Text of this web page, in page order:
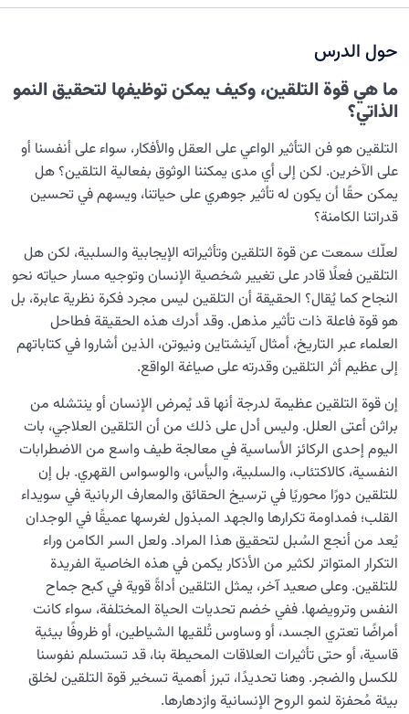
ما المقصود بطهارة الروح ونقائها؟ وكيف يصل القلب إلى هذه
المرتبة؟
فجوة بين المعرفة العلمية والملكة القلبية | استكشاف أسباب
عدم تحول معارف علمية إلى ملكات قلبية
ضرورة تحويل العلم إلى معرفة؛ لماذا يصبح العلم خطيرًا أحيانًا؟
ملكات نفسانية؛ ماهيتها وكيفية اكتسابها
لماذا نقع في فخ عبادة عمياء؟ وكيف نتحرر منها؟
آثار مذهلة للتلقين؛ تأثير التلقين على الروح
ما هو سرُّ الارتقاء الروحي واكتساب الملکات الإنسانية؟
تسخير قوة التلقين في مسار التنمية الذاتية والنمو الإنساني
ما هو سبب النفور من الدين؟ ولماذا يعاني المنقطعون عنه
فراغًا روحيًا؟
كيف تتشكل العلاقة بين الجسد والروح؟ وما القاعدة التي
تحكمها؟
نضوج الطفل الغالي للروح 0/8
القضاء والقدر والاختيار 0/13
الابتلاء والامتحان في مسيرة الحياة 0/26
الشيطان… العدوّ المبين 0/14
الأمراض الخفية للروح
حول الدرس
ما هي قوة التلقين، وكيف يمكن توظيفها لتحقيق النمو
الذاتي؟
التلقين هو فن التأثير الواعي على العقل والأفكار، سواء على أنفسنا أو
على الآخرين. لكن إلى أي مدى يمكننا الوثوق بفعالية التلقين؟ هل
يمكن حقًا أن يكون له تأثير جوهري على حياتنا، ويسهم في تحسين
قدراتنا الكامنة؟
لعلّك سمعت عن قوة التلقين وتأثيراته الإيجابية والسلبية، لكن هل
التلقين فعلًا قادر على تغيير شخصية الإنسان وتوجيه مسار حياته نحو
النجاح كما يُقال؟ الحقيقة أن التلقين ليس مجرد فكرة نظرية عابرة، بل
هو قوة فاعلة ذات تأثير مذهل. وقد أدرك هذه الحقيقة فطاحل
العلماء عبر التاريخ، أمثال آينشتاين ونيوتن، الذين أشاروا في كتاباتهم
إلى عظيم أثر التلقين وقدرته على صياغة الواقع.
إن قوة التلقين عظيمة لدرجة أنها قد يُمرض الإنسان أو ينتشله من
براثن أعتى العلل. وليس أدل على ذلك من أن التلقين العلاجي، بات
اليوم إحدى الركائز الأساسية في معالجة طيف واسع من الاضطرابات
النفسية، كالاكتئاب، والسلبية، واليأس، والوسواس القهري. بل إن
للتلقين دورًا محوريًا في ترسيخ الحقائق والمعارف الربانية في سويداء
القلب؛ فمداومة تكرارها والجهد المبذول لغرسها عميقًا في الوجدان
يُعد من أنجع السُبل لتحقيق هذا المراد. ولعل السر الكامن وراء
التكرار المتواتر لكثير من الأذكار يكمن في هذه الخاصية الفريدة
للتلقين. وعلى صعيد آخر، يمثل التلقين أداةً قوية في كبح جماح
النفس وترويضها. ففي خضم تحديات الحياة المختلفة، سواء كانت
أمراضًا تعتري الجسد، أو وساوس تُلقيها الشياطين، أو ظروفًا بيئية
قاسية، أو حتى تأثيرات العلاقات المحيطة بنا، قد تستسلم نفوسنا
للكسل والضجر. وهنا تحديدًا، تبرز أهمية تسخير قوة التلقين لخلق
بيئة مُحفزة لنمو الروح الإنسانية وازدهارها.